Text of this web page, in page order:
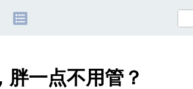
胖一点不用管？